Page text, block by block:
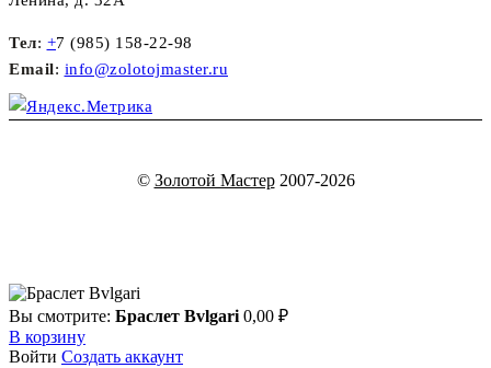
Тел: +7 (985) 158-22-98
Email: info@zolotojmaster.ru
© Золотой Мастер2007-2026
Вы смотрите: Браслет Bvlgari 0,00 ₽
В корзину
Войти Создать аккаунт